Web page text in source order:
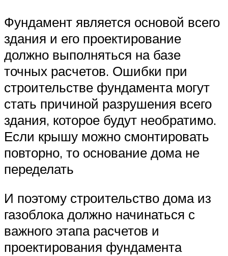
Фундамент является основой всего
здания и его проектирование
должно выполняться на базе
точных расчетов. Ошибки при
строительстве фундамента могут
стать причиной разрушения всего
здания, которое будут необратимо.
Если крышу можно смонтировать
повторно, то основание дома не
переделать
И поэтому строительство дома из
газоблока должно начинаться с
важного этапа расчетов и
проектирования фундамента